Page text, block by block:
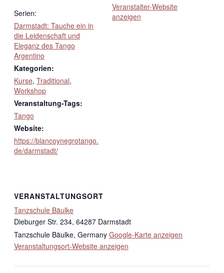
Serien:
Darmstadt: Tauche ein in
die Leidenschaft und
Eleganz des Tango
Argentino
Kategorien:
Kurse, Traditional,
Workshop
Veranstaltung-Tags:
Tango
Website:
https://blancoynegrotango.
de/darmstadt/
Veranstalter-Website
anzeigen
VERANSTALTUNGSORT
Tanzschule Bäulke
Dieburger Str. 234, 64287 Darmstadt
Tanzschule Bäulke, Germany Google-Karte anzeigen
Veranstaltungsort-Website anzeigen